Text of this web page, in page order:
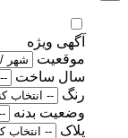
آگهی ویژه
موقعیت
سال ساخت
رنگ
وضعیت بدنه
پلاک